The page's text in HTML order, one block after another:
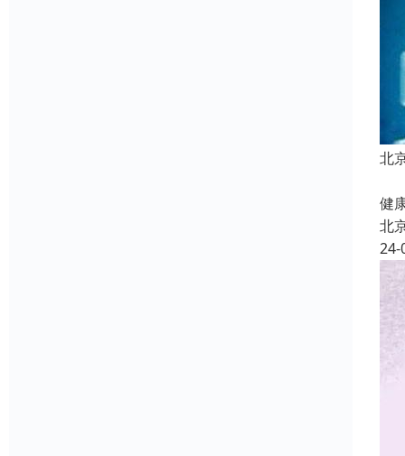
北
健
北
24-